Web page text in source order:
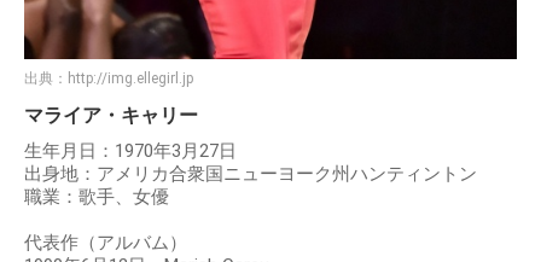
出典： http://img.ellegirl.jp
マライア・キャリー
生年月日：1970年3月27日
出身地：アメリカ合衆国ニューヨーク州ハンティントン
職業：歌手、女優
代表作（アルバム）